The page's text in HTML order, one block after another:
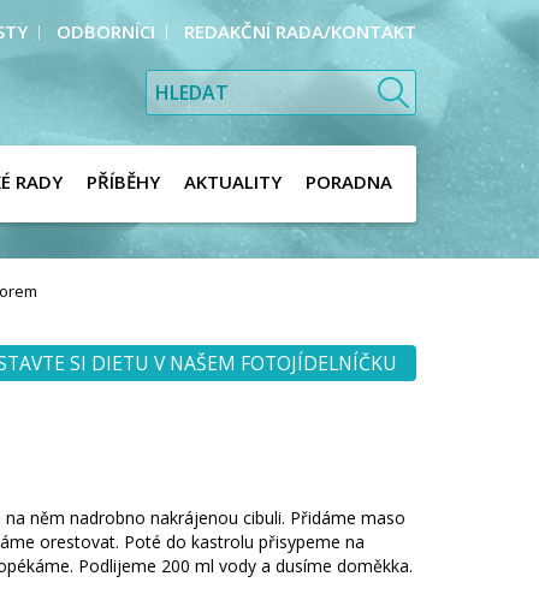
ODBORNÍCI REDAKČNÍ RADA/KONTAKT
RADY PŘÍBĚHY AKTUALITY PORADNA
SI DIETU V NAŠEM FOTOJÍDELNÍČKU
něm nadrobno nakrájenou cibuli. Přidáme maso
orestovat. Poté do kastrolu přisypeme na
Podlijeme 200 ml vody a dusíme doměkka.